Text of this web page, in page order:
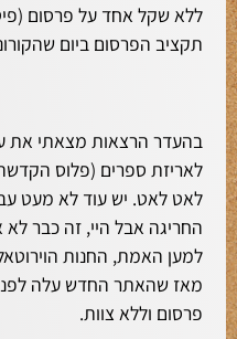
ללא שקל אחד על פרסום
תקציב הפרסום ביום
בהעדר הרצאות מצאתי את
לאריזת ספרים (פלוס
לאט לאט. יש עוד לא מעט
החריגה אבל היי, זה כבר
למען האמת, החנות
מאז שהאתר החדש עלה
פרסום וללא צוות.